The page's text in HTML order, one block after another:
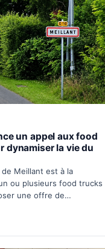
un appel aux food
dynamiser la vie du
de Meillant est à la
ou plusieurs food trucks
une offre de